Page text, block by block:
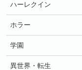
ハーレクイン
ホラー
学園
異世界・転生